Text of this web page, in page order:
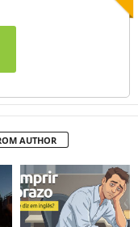
AUTHOR